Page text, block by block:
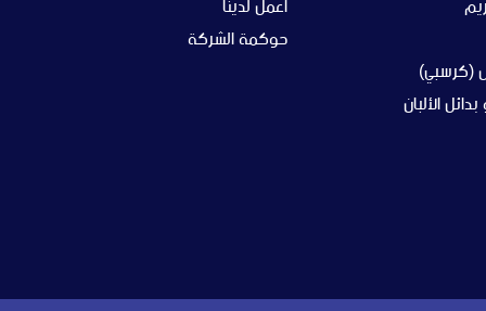
(كرسبي)
الألبان
اعمل لدينا
حوكمة الشركة